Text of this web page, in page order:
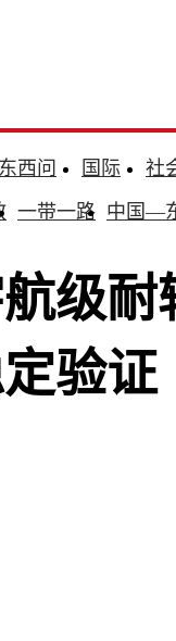
东西问 国际
社
一带一路 中国—
级
验证